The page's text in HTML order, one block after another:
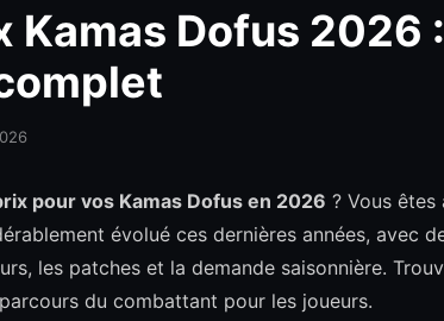
Kamas Dofus 2026 :
pour vos Kamas Dofus en 2026 ? Vous
évolué ces dernières années, avec
les patches et la demande saisonnière.
du combattant pour les joueurs.